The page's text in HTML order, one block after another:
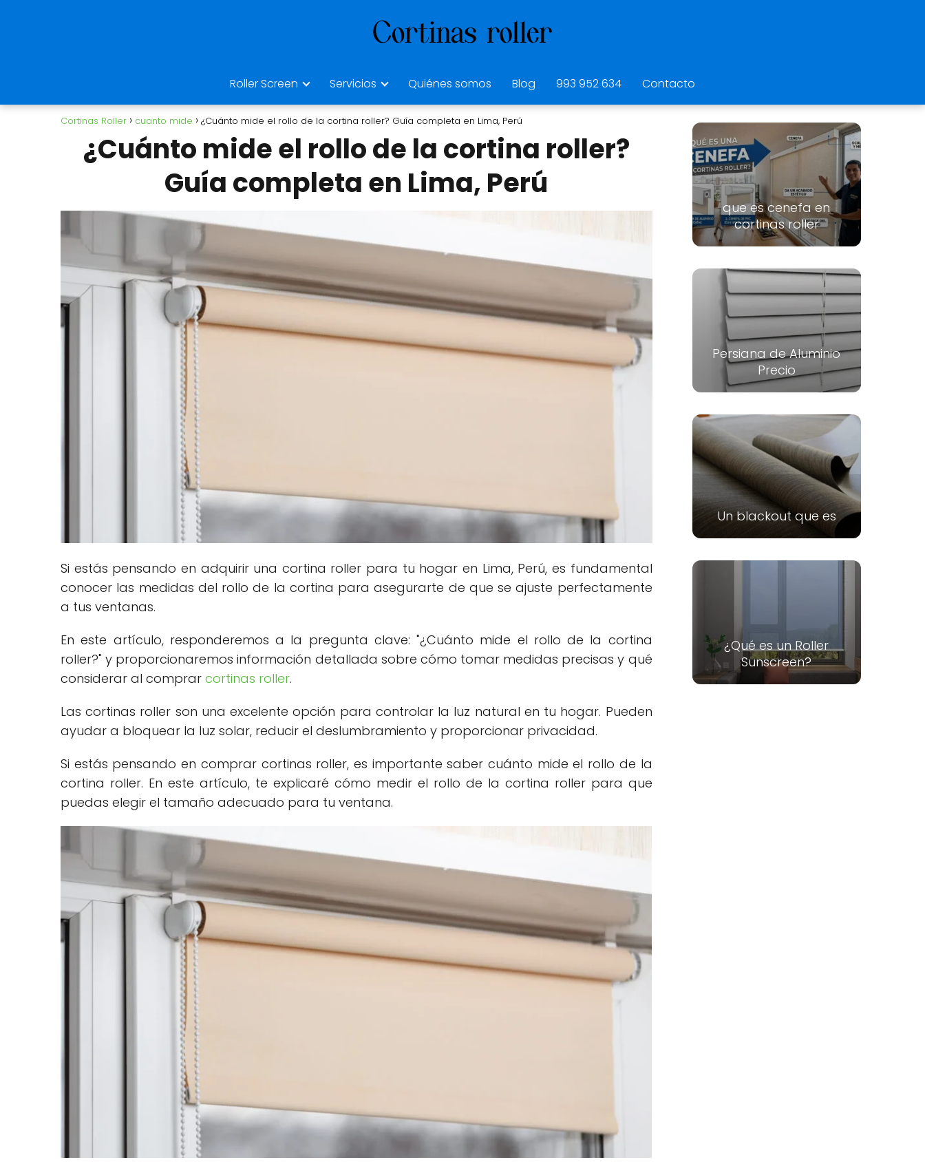
Roller Screen Servicios Quiénes somos Blog 993 952 634 Contacto
Cortinas Roller cuanto mide ¿Cuánto mide el rollo de la cortina roller? Guía completa en Lima, Perú
¿Cuánto mide el rollo de la cortina roller?
Guía completa en Lima, Perú
Si estás pensando en adquirir una cortina roller para tu hogar en Lima, Perú, es fundamental
conocer las medidas del rollo de la cortina para asegurarte de que se ajuste perfectamente
a tus ventanas.
En este artículo, responderemos a la pregunta clave: "¿Cuánto mide el rollo de la cortina
roller?" y proporcionaremos información detallada sobre cómo tomar medidas precisas y qué
considerar al comprar cortinas roller.
Las cortinas roller son una excelente opción para controlar la luz natural en tu hogar. Pueden
ayudar a bloquear la luz solar, reducir el deslumbramiento y proporcionar privacidad.
Si estás pensando en comprar cortinas roller, es importante saber cuánto mide el rollo de la
cortina roller. En este artículo, te explicaré cómo medir el rollo de la cortina roller para que
puedas elegir el tamaño adecuado para tu ventana.
que es cenefa en
cortinas roller
Persiana de Aluminio
Precio
Un blackout que es
¿Qué es un Roller
Sunscreen?